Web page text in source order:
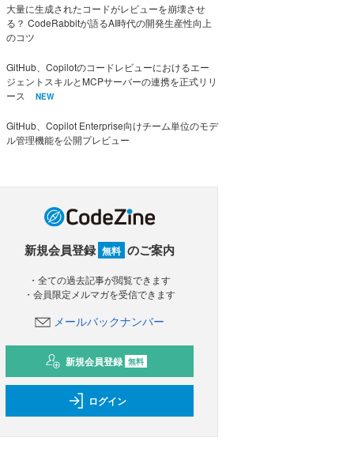
大量に生成されたコードがレビューを崩壊させ
る？ CodeRabbitが語るAI時代の開発生産性向上
のコツ
GitHub、Copilotのコードレビューにおけるエー
ジェントスキルとMCPサーバーの連携を正式リリ
ース
NEW
GitHub、Copilot Enterprise向けチーム単位のモデ
ル管理機能を公開プレビュー
新規会員登録 無料 のご案内
・全ての過去記事が閲覧できます
・会員限定メルマガを受信できます
メールバックナンバー
新規会員登録 無料
ログイン